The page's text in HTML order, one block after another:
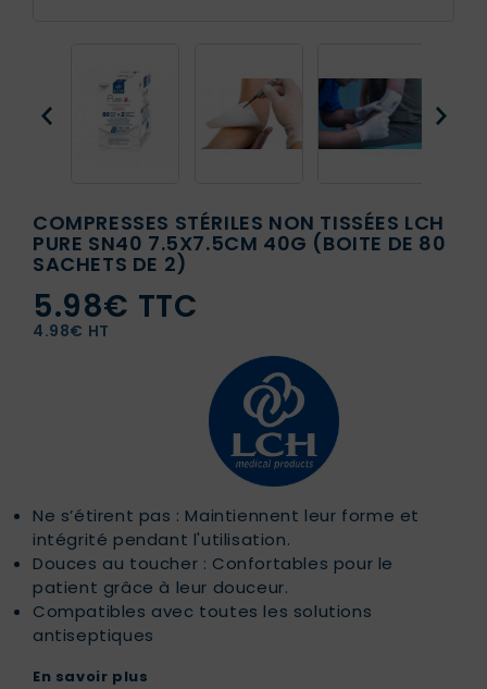
COMPRESSES STÉRILES NON TISSÉES LCH
PURE SN40 7.5X7.5CM 40G (BOITE DE 80
SACHETS DE 2)
5.98€ TTC
4.98€ HT
Ne s’étirent pas : Maintiennent leur forme et
intégrité pendant l'utilisation.
Douces au toucher : Confortables pour le
patient grâce à leur douceur.
Compatibles avec toutes les solutions
antiseptiques
En savoir plus